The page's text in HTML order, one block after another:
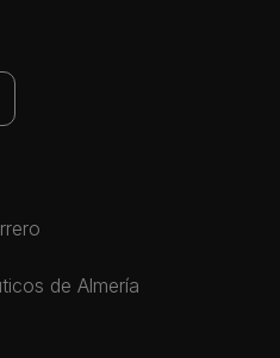
de Almería